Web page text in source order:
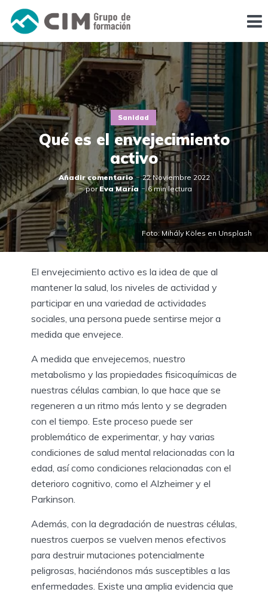
Foto: Mihály Köles en Unsplash
Sanidad
Qué es el envejecimiento
activo
Añadir comentario
22 Noviembre 2022
porEva María 6 min lectura
El envejecimiento activo es la idea de que al
mantener la salud, los niveles de actividad y
participar en una variedad de actividades
sociales, una persona puede sentirse mejor a
medida que envejece.
A medida que envejecemos, nuestro
metabolismo y las propiedades fisicoquímicas de
nuestras células cambian, lo que hace que se
regeneren a un ritmo más lento y se degraden
con el tiempo. Este proceso puede ser
problemático de experimentar, y hay varias
condiciones de salud mental relacionadas con la
edad, así como condiciones relacionadas con el
deterioro cognitivo, como el Alzheimer y el
Parkinson.
Además, con la degradación de nuestras células,
nuestros cuerpos se vuelven menos efectivos
para destruir mutaciones potencialmente
peligrosas, haciéndonos más susceptibles a las
enfermedades. Existe una amplia evidencia que